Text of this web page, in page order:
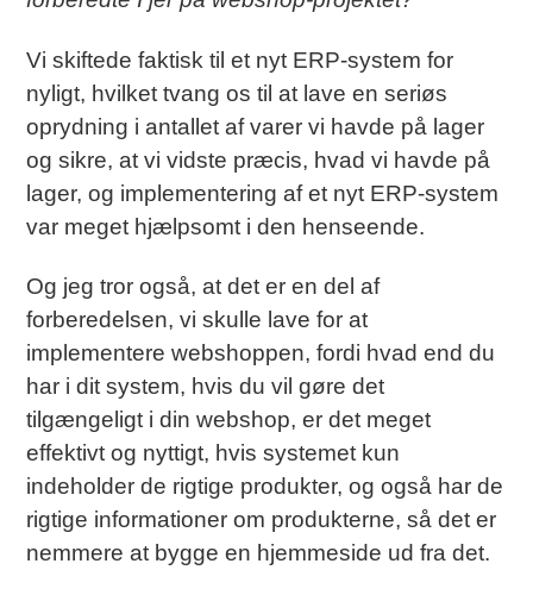
Vi skiftede faktisk til et nyt ERP-system for
nyligt, hvilket tvang os til at lave en seriøs
oprydning i antallet af varer vi havde på lager
og sikre, at vi vidste præcis, hvad vi havde på
lager, og implementering af et nyt ERP-system
var meget hjælpsomt i den henseende.
Og jeg tror også, at det er en del af
forberedelsen, vi skulle lave for at
implementere webshoppen, fordi hvad end du
har i dit system, hvis du vil gøre det
tilgængeligt i din webshop, er det meget
effektivt og nyttigt, hvis systemet kun
indeholder de rigtige produkter, og også har de
rigtige informationer om produkterne, så det er
nemmere at bygge en hjemmeside ud fra det.